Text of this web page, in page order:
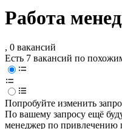
Работа
, 0 вакансий
Есть 7 вакансий по
Попробуйте изменить
По вашему запросу ещё
менеджер по привлечению